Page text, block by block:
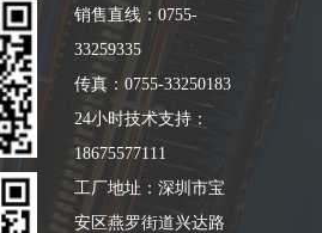
销售直线：0755-
33259335
传真：0755-33250183
24小时技术支持：
18675577111
工厂地址：深圳市宝
安区燕罗街道兴达路